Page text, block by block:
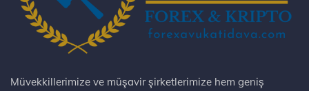
Müvekkillerimize ve müşavir şirketlerimize hem geniş